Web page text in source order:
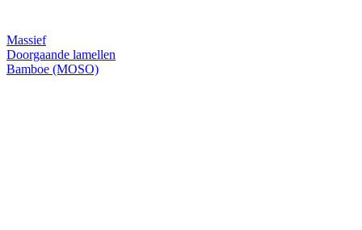
Massief
Doorgaande lamellen
Bamboe (MOSO)